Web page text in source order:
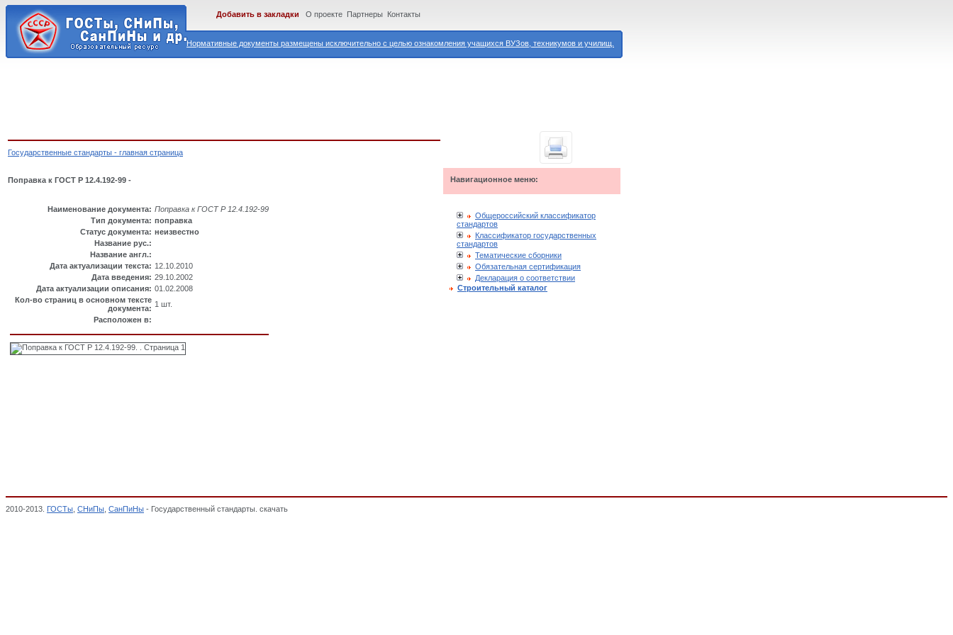
Нормативные документы размещены исключительно с целью ознакомления учащихся ВУЗов, техникумов и училищ.
Добавить в закладки О проекте Партнеры Контакты
Государственные стандарты - главная страница
Поправка к ГОСТ Р 12.4.192-99 -
Наименование документа: Поправка к ГОСТ Р 12.4.192-99
Тип документа: поправка
Статус документа: неизвестно
Название рус.:
Название англ.:
Дата актуализации текста: 12.10.2010
Дата введения: 29.10.2002
Дата актуализации описания: 01.02.2008
Кол-во страниц в основном тексте
документа: 1 шт.
Расположен в:
Навигационное меню:
Общероссийский классификатор
стандартов
Классификатор государственных
стандартов
Тематические сборники
Обязательная сертификация
Декларация о соответствии
Строительный каталог
2010-2013. ГОСТы СНиПы СанПиНы - Государственный стандарты. скачать